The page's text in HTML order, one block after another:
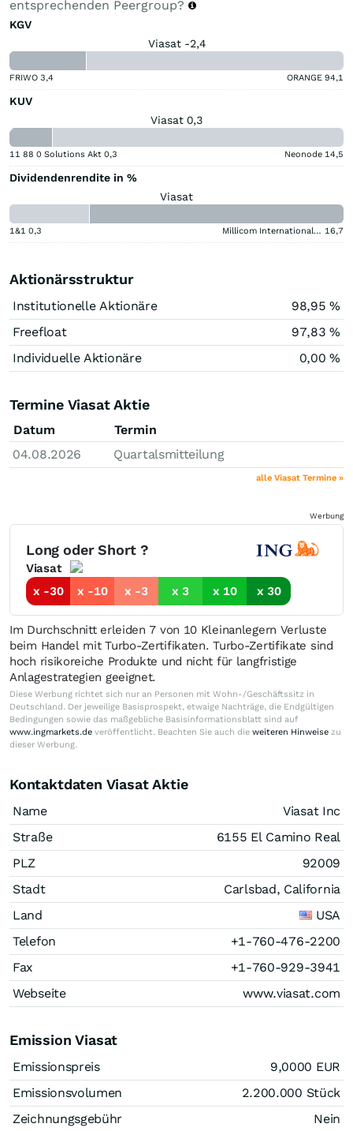
entsprechenden Peergroup?
KGV
Viasat -2,4
FRIWO 3,4 ORANGE 94,1
KUV
Viasat 0,3
11 88 0 Solutions Akt 0,3 Neonode 14,5
Dividendenrendite in %
Viasat
1&1 0,3 Millicom International Cellular 16,7
Aktionärsstruktur
Institutionelle Aktionäre
98,95 %
Freefloat
97,83 %
Individuelle Aktionäre
0,00 %
Termine Viasat Aktie
Datum
Termin
04.08.2026
Quartalsmitteilung
alle Viasat Termine »
Werbung
Long oder Short ?
Viasat
x -30
x -10 x -3 x 3 x 10 x 30
Im Durchschnitt erleiden 7 von 10 Kleinanlegern Verluste
beim Handel mit Turbo-Zertifikaten. Turbo-Zertifikate sind
hoch risikoreiche Produkte und nicht für langfristige
Anlagestrategien geeignet.
Diese Werbung richtet sich nur an Personen mit Wohn-/Geschäftssitz in
Deutschland. Der jeweilige Basisprospekt, etwaige Nachträge, die Endgültigen
Bedingungen sowie das maßgebliche Basisinformationsblatt sind auf
www.ingmarkets.de veröffentlicht. Beachten Sie auch die weiteren Hinweise zu
dieser Werbung.
Kontaktdaten Viasat Aktie
Name
Viasat Inc
Straße
6155 El Camino Real
PLZ
92009
Stadt
Carlsbad, California
Land
USA
Telefon
+1-760-476-2200
Fax
+1-760-929-3941
Webseite
www.viasat.com
Emission Viasat
Emissionspreis 9,0000 EUR
Emissionsvolumen
2.200.000 Stück
Zeichnungsgebühr
Nein